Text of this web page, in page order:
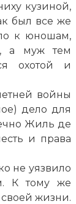
кузиной,
был все же
к юношам,
а муж тем
охотой и
войны
дело для
Жиль де
и права
не уязвило
К тому же
жизни.